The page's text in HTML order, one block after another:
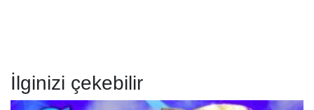
İlginizi çekebilir